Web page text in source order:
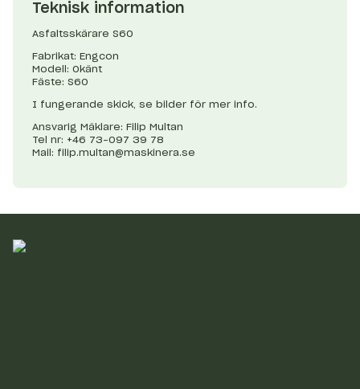
Teknisk information
Asfaltsskärare S60
Fabrikat: Engcon
Modell: Okänt
Fäste: S60
I fungerande skick, se bilder för mer info.
Ansvarig Mäklare: Filip Multan
Tel nr: +46 73-097 39 78
Mail: filip.multan@maskinera.se